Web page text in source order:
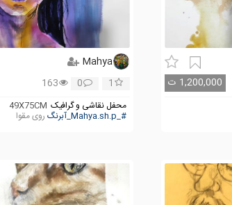
1,200,000 ت
Mahya
1
0
163
محفل نقاشی و گرافیک 49X75CM
#_Mahya.sh.p_آبرنگ روی مقوا